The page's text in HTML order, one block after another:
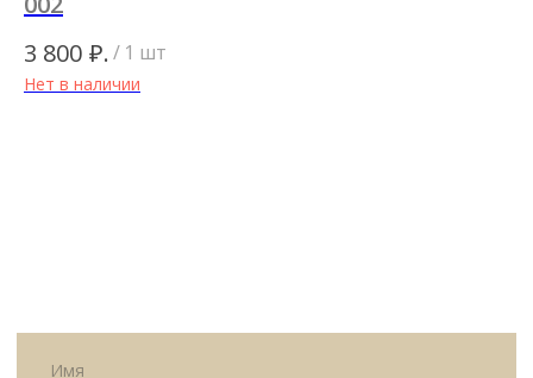
3 800 ₽. / 1 шт
Нет в наличии165504091303